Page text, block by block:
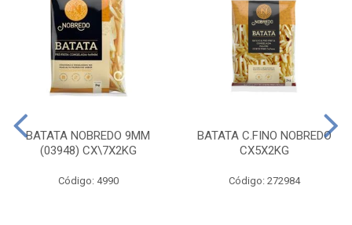
BATATA NOBREDO 9MM
(03948) CX\7X2KG
Código: 4990
BATATA C.FINO NOBREDO
CX5X2KG
Código: 272984